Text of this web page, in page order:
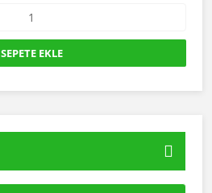
SEPETE EKLE